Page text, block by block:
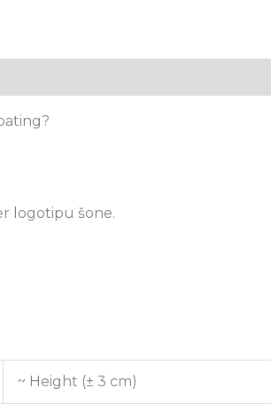
logotipu šone.
~ Height (± 3 cm)